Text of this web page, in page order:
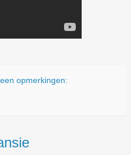
opmerkingen: